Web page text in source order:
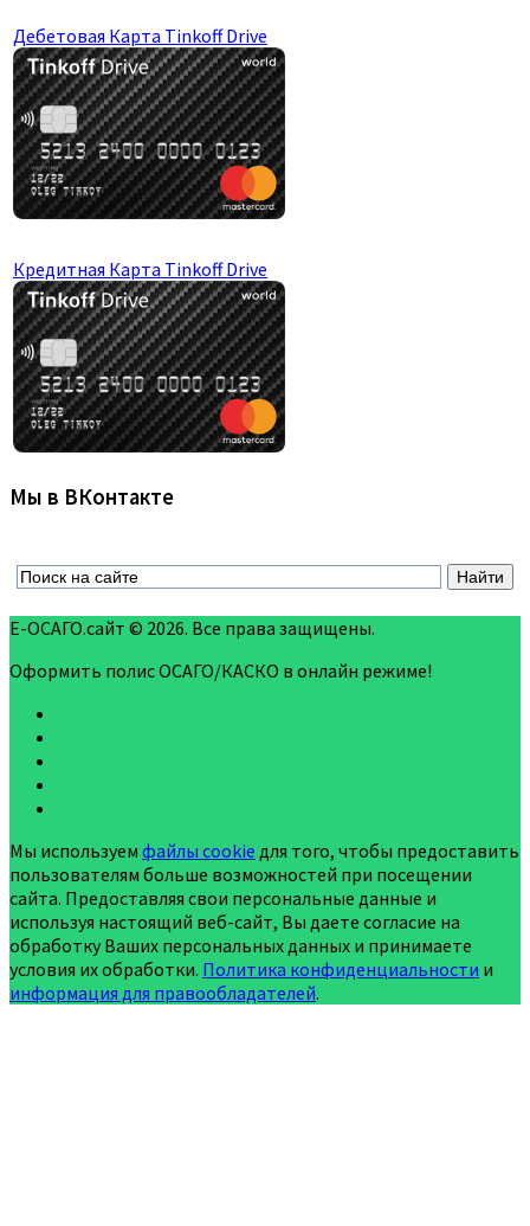
Дебетовая Карта Tinkoff Drive
Кредитная Карта Tinkoff Drive
Мы в ВКонтакте
Е-ОСАГО.сайт © 2026. Все права защищены.
Оформить полис ОСАГО/КАСКО в онлайн режиме!
Мы используем файлы cookie для того, чтобы предоставить
пользователям больше возможностей при посещении
сайта. Предоставляя свои персональные данные и
используя настоящий веб-сайт, Вы даете согласие на
обработку Ваших персональных данных и принимаете
условия их обработки. Политика конфиденциальности и
информация для правообладателей.